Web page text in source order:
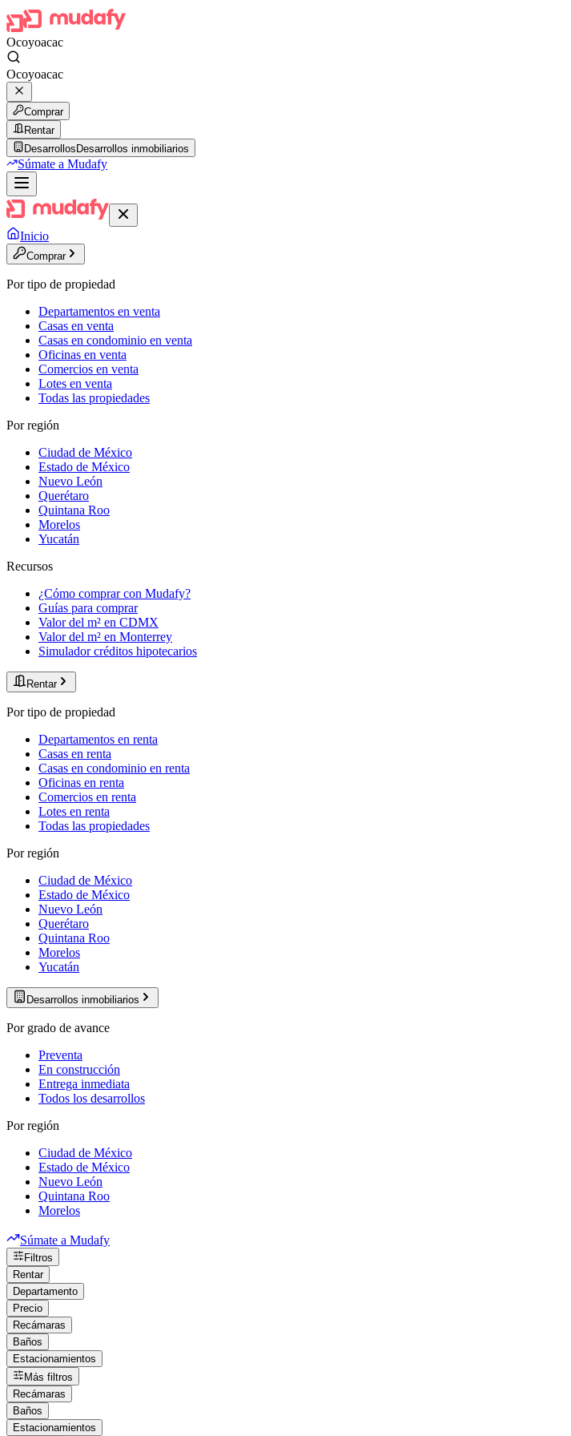
Ocoyoacac
Ocoyoacac
Comprar
Rentar
Desarrollos Desarrollos inmobiliarios
Súmate a Mudafy
Inicio
Comprar
Por tipo de propiedad
Departamentos en venta
Casas en venta
Casas en condominio en venta
Oficinas en venta
Comercios en venta
Lotes en venta
Todas las propiedades
Por región
Ciudad de México
Estado de México
Nuevo León
Querétaro
Quintana Roo
Morelos
Yucatán
Recursos
¿Cómo comprar con Mudafy?
Guías para comprar
Valor del m² en CDMX
Valor del m² en Monterrey
Simulador créditos hipotecarios
Rentar
Por tipo de propiedad
Departamentos en renta
Casas en renta
Casas en condominio en renta
Oficinas en renta
Comercios en renta
Lotes en renta
Todas las propiedades
Por región
Ciudad de México
Estado de México
Nuevo León
Querétaro
Quintana Roo
Morelos
Yucatán
Desarrollos inmobiliarios
Por grado de avance
Preventa
En construcción
Entrega inmediata
Todos los desarrollos
Por región
Ciudad de México
Estado de México
Nuevo León
Quintana Roo
Morelos
Súmate a Mudafy
Filtros
Rentar
Departamento
Precio
Recámaras
Baños
Estacionamientos
Más filtros
Recámaras
Baños
Estacionamientos